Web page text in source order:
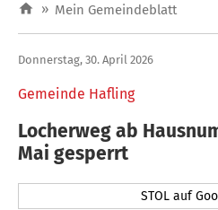
» Mein Gemeindeblatt
Gemeinde Hafling
Donnerstag, 30. April 2026
Locherweg ab
Mai gesperrt
STOL auf